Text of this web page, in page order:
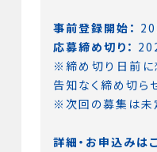
事前登録開始：
応募締め切り：
※締め切り日前に
告知なく締め切ら
※次回の募集は未
詳細・お申込みは